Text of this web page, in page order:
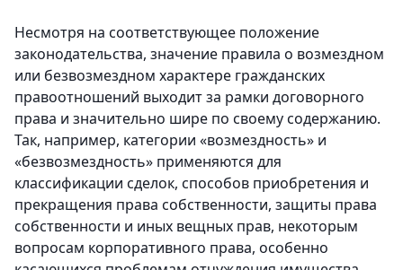
Несмотря на соответствующее положение
законодательства, значение правила о возмездном
или безвозмездном характере гражданских
правоотношений выходит за рамки договорного
права и значительно шире по своему содержанию.
Так, например, категории «возмездность» и
«безвозмездность» применяются для
классификации сделок, способов приобретения и
прекращения права собственности, защиты права
собственности и иных вещных прав, некоторым
вопросам корпоративного права, особенно